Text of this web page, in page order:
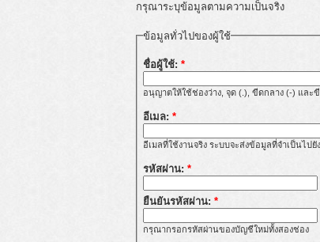
กรุณาระบุข้อมูลตามความเป็นจริง
ข้อมูลทั่วไปของผู้ใช้
ชื่อผู้ใช้: *
อนุญาตให้ใช้ช่องว่าง, จุด (.), ขีดกลาง (-) และ
อีเมล: *
อีเมลที่ใช้งานจริง ระบบจะส่งข้อมูลที่จำเป็นไป
รหัสผ่าน: *
ยืนยันรหัสผ่าน: *
กรุณากรอกรหัสผ่านของบัญชีใหม่ทั้งสองช่อง